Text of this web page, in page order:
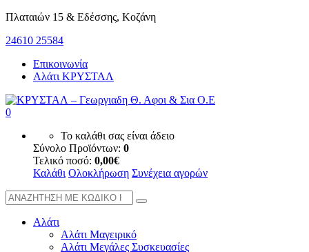
Πλαταιών 15 & Εδέσσης, Κοζάνη
24610 25584
Επικοινωνία
Αλάτι ΚΡΥΣΤΑΛ
0
Το καλάθι σας είναι άδειο
Σύνολο Προϊόντων: 0
Τελικό ποσό: 0,00€
Καλάθι Ολοκλήρωση Συνέχεια αγορών
Αλάτι
Αλάτι Μαγειρικό
Αλάτι Μεγάλες Συσκευασίες